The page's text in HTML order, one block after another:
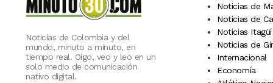
Noticias de Colombia y del
mundo, minuto a minuto, en
tiempo real. Oigo, veo y leo en un
solo medio de comunicación
nativo digital.
Noticias de
Noticias de
Noticias Itagüí
Noticias de
Internacional
Economía